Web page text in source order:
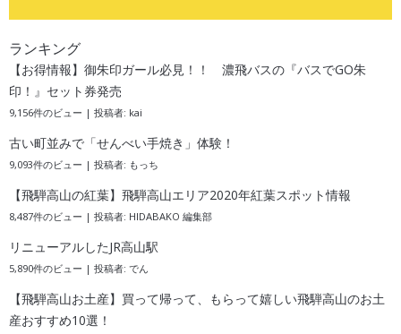
ランキング
【お得情報】御朱印ガール必見！！ 濃飛バスの『バスでGO朱
印！』セット券発売
9,156件のビュー | 投稿者: kai
古い町並みで「せんべい手焼き」体験！
9,093件のビュー | 投稿者: もっち
【飛騨高山の紅葉】飛騨高山エリア2020年紅葉スポット情報
8,487件のビュー | 投稿者: HIDABAKO 編集部
リニューアルしたJR高山駅
5,890件のビュー | 投稿者: でん
【飛騨高山お土産】買って帰って、もらって嬉しい飛騨高山のお土
産おすすめ10選！